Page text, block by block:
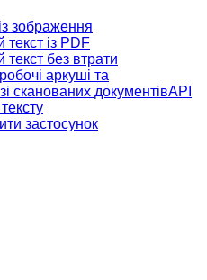
зображення
із PDF
без втрати
аркуші та
сканованих документівAPI
застосунок